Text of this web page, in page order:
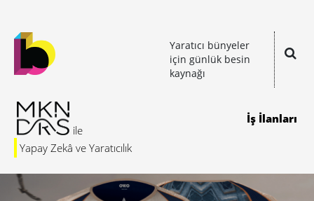
Yaratıcı bünyeler
için günlük besin
kaynağı
Yapay Zekâ ve Yaratıcılık
İş İlanları